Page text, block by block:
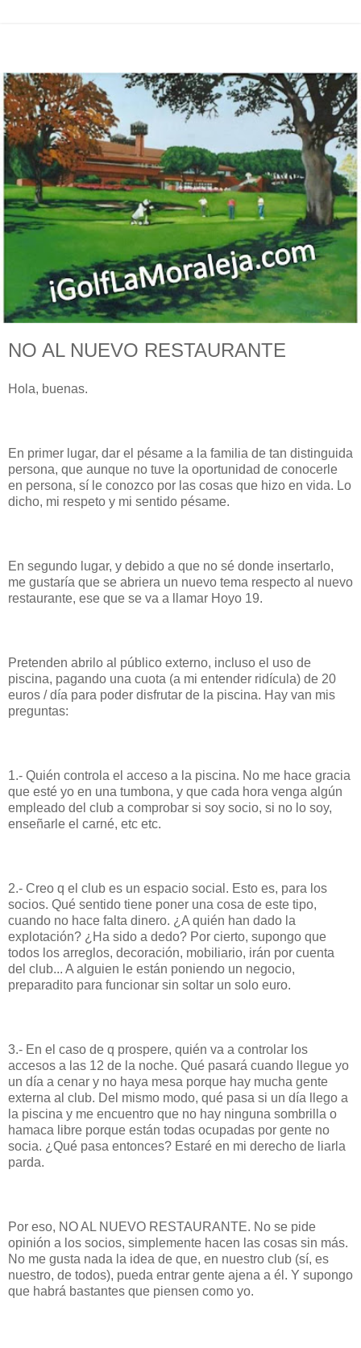
NO AL NUEVO RESTAURANTE
Hola, buenas.
En primer lugar, dar el pésame a la familia de tan distinguida
persona, que aunque no tuve la oportunidad de conocerle
en persona, sí le conozco por las cosas que hizo en vida. Lo
dicho, mi respeto y mi sentido pésame.
En segundo lugar, y debido a que no sé donde insertarlo,
me gustaría que se abriera un nuevo tema respecto al nuevo
restaurante, ese que se va a llamar Hoyo 19.
Pretenden abrilo al público externo, incluso el uso de
piscina, pagando una cuota (a mi entender ridícula) de 20
euros / día para poder disfrutar de la piscina. Hay van mis
preguntas:
1.- Quién controla el acceso a la piscina. No me hace gracia
que esté yo en una tumbona, y que cada hora venga algún
empleado del club a comprobar si soy socio, si no lo soy,
enseñarle el carné, etc etc.
2.- Creo q el club es un espacio social. Esto es, para los
socios. Qué sentido tiene poner una cosa de este tipo,
cuando no hace falta dinero. ¿A quién han dado la
explotación? ¿Ha sido a dedo? Por cierto, supongo que
todos los arreglos, decoración, mobiliario, irán por cuenta
del club... A alguien le están poniendo un negocio,
preparadito para funcionar sin soltar un solo euro.
3.- En el caso de q prospere, quién va a controlar los
accesos a las 12 de la noche. Qué pasará cuando llegue yo
un día a cenar y no haya mesa porque hay mucha gente
externa al club. Del mismo modo, qué pasa si un día llego a
la piscina y me encuentro que no hay ninguna sombrilla o
hamaca libre porque están todas ocupadas por gente no
socia. ¿Qué pasa entonces? Estaré en mi derecho de liarla
parda.
Por eso, NO AL NUEVO RESTAURANTE. No se pide
opinión a los socios, simplemente hacen las cosas sin más.
No me gusta nada la idea de que, en nuestro club (sí, es
nuestro, de todos), pueda entrar gente ajena a él. Y supongo
que habrá bastantes que piensen como yo.